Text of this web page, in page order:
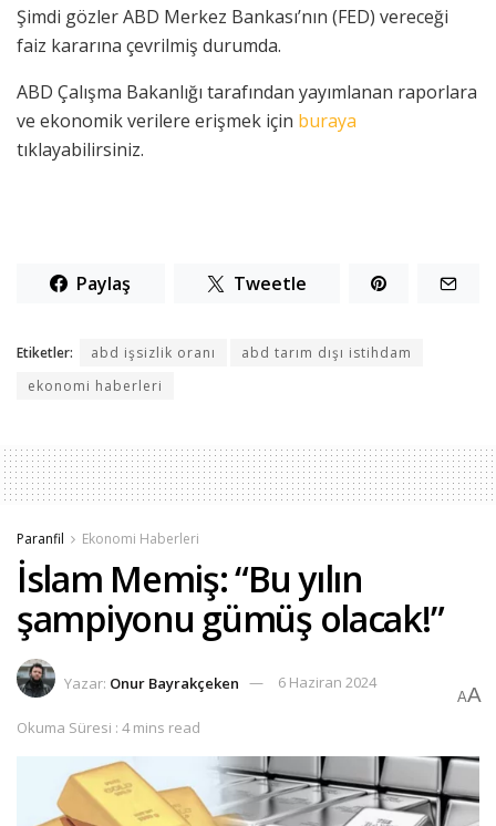
Şimdi gözler ABD Merkez Bankası’nın (FED) vereceği
faiz kararına çevrilmiş durumda.
ABD Çalışma Bakanlığı tarafından yayımlanan raporlara
ve ekonomik verilere erişmek için buraya
tıklayabilirsiniz.
Paylaş Tweetle
Etiketler: abd işsizlik oranı
abd tarım dışı istihdam
ekonomi haberleri
Paranfil Ekonomi Haberleri
İslam Memiş: “Bu yılın
şampiyonu gümüş olacak!”
Yazar: Onur Bayrakçeken 6 Haziran 2024
Okuma Süresi : 4 mins read
AA